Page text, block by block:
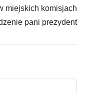
miejskich komisjach
pani prezydent